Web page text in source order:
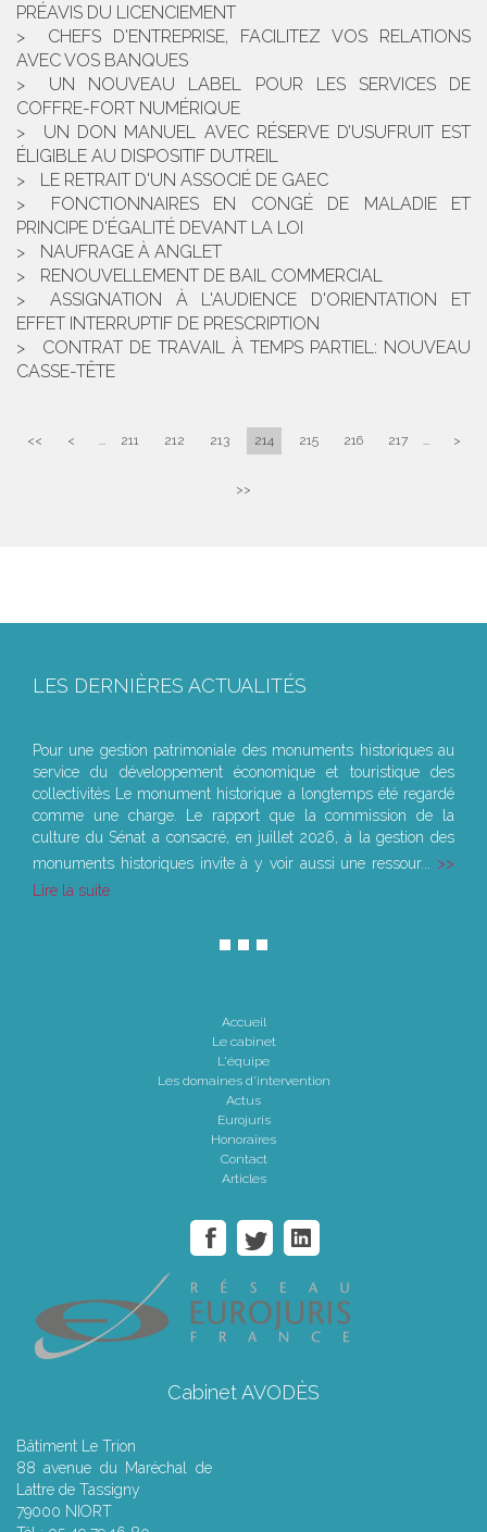
PRÉAVIS DU LICENCIEMENT
CHEFS D'ENTREPRISE, FACILITEZ VOS RELATIONS
AVEC VOS BANQUES
UN NOUVEAU LABEL POUR LES SERVICES DE
COFFRE-FORT NUMÉRIQUE
UN DON MANUEL AVEC RÉSERVE D’USUFRUIT EST
ÉLIGIBLE AU DISPOSITIF DUTREIL
LE RETRAIT D'UN ASSOCIÉ DE GAEC
FONCTIONNAIRES EN CONGÉ DE MALADIE ET
PRINCIPE D'ÉGALITÉ DEVANT LA LOI
NAUFRAGE À ANGLET
RENOUVELLEMENT DE BAIL COMMERCIAL
ASSIGNATION À L'AUDIENCE D'ORIENTATION ET
EFFET INTERRUPTIF DE PRESCRIPTION
CONTRAT DE TRAVAIL À TEMPS PARTIEL: NOUVEAU
CASSE-TÊTE
<< < ... 211 212 213 214 215 216 217 ... >
>>
LES DERNIÈRES ACTUALITÉS
Pour une gestion patrimoniale des monuments historiques au
service du développement économique et touristique des
collectivités Le monument historique a longtemps été regardé
comme une charge. Le rapport que la commission de la
culture du Sénat a consacré, en juillet 2026, à la gestion des
monuments historiques invite à y voir aussi une ressour...
Lire la suite
Accueil
Le cabinet
L'équipe
Les domaines d'intervention
Actus
Eurojuris
Honoraires
Contact
Articles
Cabinet AVODÈS
Bâtiment Le Trion
88 avenue du Maréchal de
Lattre de Tassigny
79000 NIORT